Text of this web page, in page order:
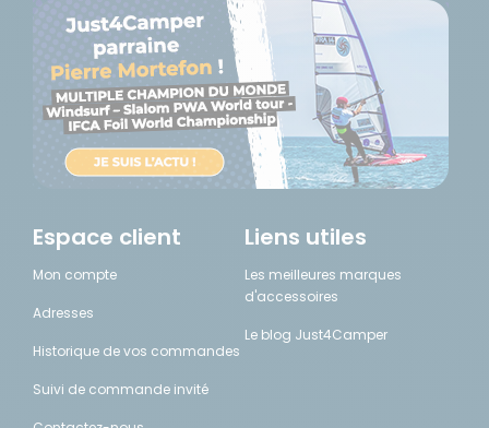
Espace client
Mon compte
Adresses
Historique de vos commandes
Suivi de commande invité
Liens utiles
Les meilleures marques
d'accessoires
Le blog Just4Camper